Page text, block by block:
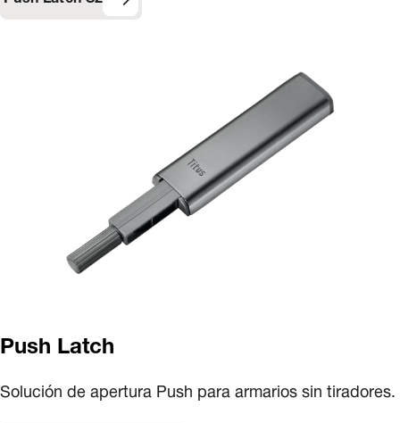
Push Latch
Solución de apertura Push para armarios sin tiradores.